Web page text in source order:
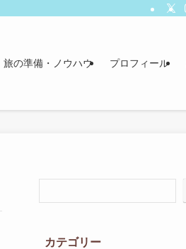
旅の準備・ノウハウ プロフィール
カテゴリー